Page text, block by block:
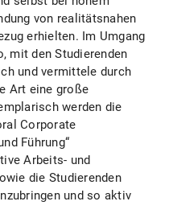
von realitätsnahen
erhielten. Im Umgang
mit den Studierenden
und vermittele durch
Art eine große
werden die
Corporate
Führung“
Arbeits- und
die Studierenden
und so aktiv